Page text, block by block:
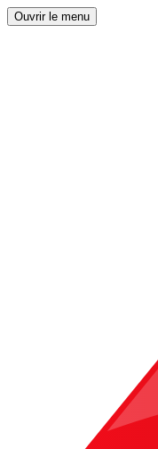
Ouvrir le menu